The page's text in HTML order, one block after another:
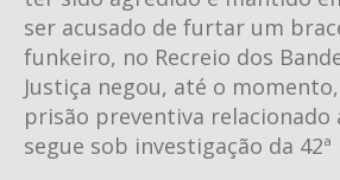
ser acusado de furtar um
funkeiro, no Recreio dos
Justiça negou, até o
prisão preventiva relacionado
segue sob investigação da 42ª